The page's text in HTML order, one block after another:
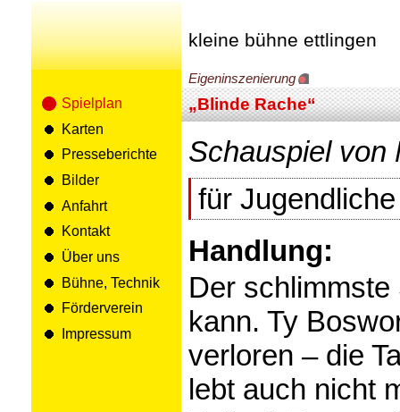
kleine bühne ettlingen
Spielplan
Karten
Presseberichte
Bilder
Anfahrt
Kontakt
Über uns
Bühne, Technik
Förderverein
Impressum
Eigeninszenierung
„Blinde Rache“
Schauspiel von
für
Handlung:
Der
kann. Ty
verloren – die
lebt auch nicht